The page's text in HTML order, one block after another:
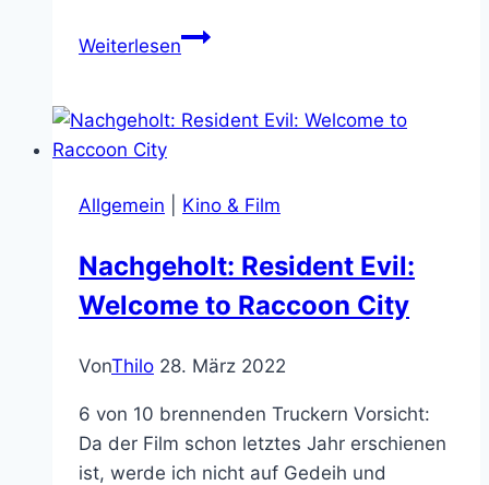
WeiterlesenMinecraft
liebe
Diablo
schon
Allgemein Kino & Film
Nachgeholt: Resident Evil:
Welcome to Raccoon City
VonThilo 28. März 2022
6 von 10 brennenden Truckern Vorsicht:
Da der Film schon letztes Jahr erschienen
ist, werde ich nicht auf Gedeih und